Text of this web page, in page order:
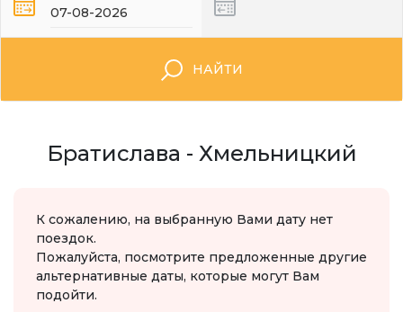
НАЙТИ
Братислава - Хмельницкий
К сожалению, на выбранную Вами дату нет
поездок.
Пожалуйста, посмотрите предложенные другие
альтернативные даты, которые могут Вам
подойти.